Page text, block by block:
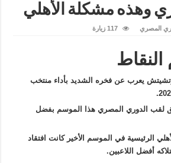
وهذه مشكلة الأهلي
المصري 117 زيارة
يعرب عن فخره الشديد بأداء منتخب
لقب الدوري المصري هذا الموسم بفضل
الرئيسية في الموسم الأخير كانت افتقاد
أفضل اللاعبين.